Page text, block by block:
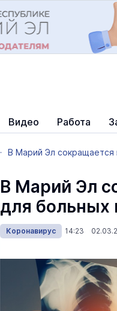
Видео Работа
В Марий Эл сокращается
В Марий Эл
для больных
Коронавирус 14:23